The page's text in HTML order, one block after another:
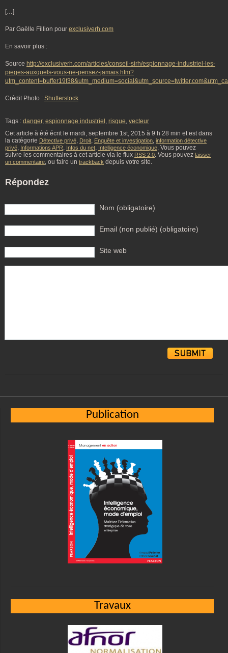
[…]
Par Gaëlle Fillion pour exclusiverh.com
En savoir plus :
Source http://exclusiverh.com/articles/conseil-sirh/espionnage-industriel-les-
pieges-auxquels-vous-ne-pensez-jamais.htm?
Crédit Photo : Shutterstock
Tags : danger, espionnage industriel , risque, vecteur
Cet article à été écrit le mardi, septembre 1st, 2015 à 9 h 28 min et est dans
la catégorie Détective privé, Droit, Enquête et investigation, information détective
privé, Informations APR, Infos du net, Intelligence économique. Vous pouvez
suivre les commentaires à cet article via le flux RSS 2.0. Vous pouvez laisser
un commentaire, ou faire un trackback depuis votre site.
Répondez
Nom (obligatoire)
Email (non publié) (obligatoire)
Site web
Publication
Travaux